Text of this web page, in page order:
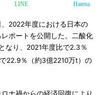
LINE Hatena
2022年度における日本の
ポートを公開した。二酸化
なり、2021年度比で2.3％
22.9％（約3億2210万t）の
ナ禍からの経済回復により